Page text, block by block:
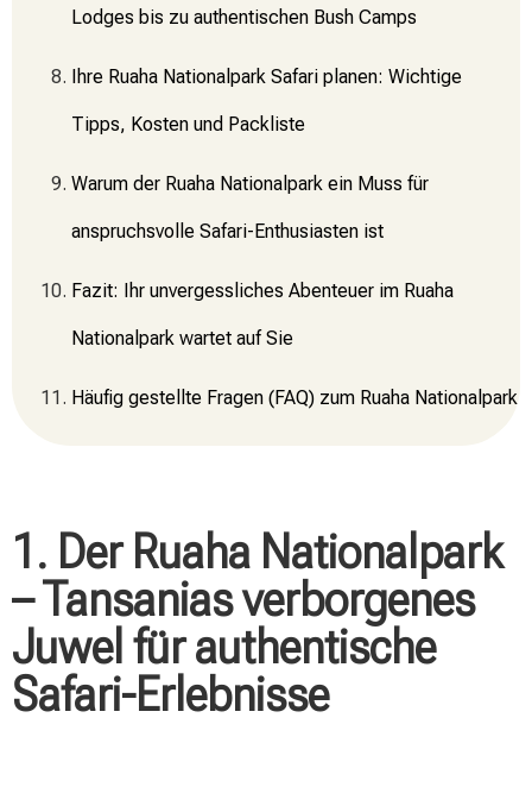
Lodges bis zu authentischen Bush Camps
Ihre Ruaha Nationalpark Safari planen: Wichtige
Tipps, Kosten und Packliste
Warum der Ruaha Nationalpark ein Muss für
anspruchsvolle Safari-Enthusiasten ist
Fazit: Ihr unvergessliches Abenteuer im Ruaha
Nationalpark wartet auf Sie
Häufig gestellte Fragen (FAQ) zum Ruaha Nationalpark
1. Der Ruaha Nationalpark
– Tansanias verborgenes
Juwel für authentische
Safari-Erlebnisse